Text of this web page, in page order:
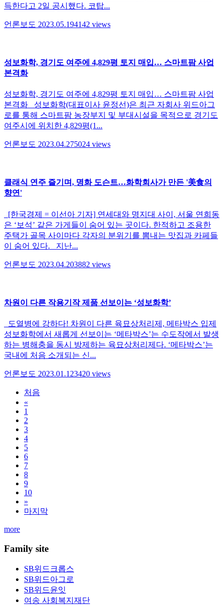
득한다고 2일 공시했다. 코탑...
언론보도 2023.05.194142 views
성보화학, 경기도 여주에 4,829평 토지 매입… 스마트팜 사업
본격화
성보화학, 경기도 여주에 4,829평 토지 매입… 스마트팜 사업
본격화 성보화학(대표이사 윤정선)은 최근 자회사 위드아그
로를 통해 스마트팜 농장부지 및 부대시설을 목적으로 경기도
여주시에 위치한 4,829평(1...
언론보도 2023.04.275024 views
클래식 연주 즐기며, 명화 도슨트…화학회사가 만든 '美食의
향연'
[한국경제 = 이선아 기자] 연세대와 명지대 사이, 서울 연희동
은 ‘보석’ 같은 가게들이 숨어 있는 곳이다. 한적하고 조용한
주택가 골목 사이마다 각자의 분위기를 뽐내는 맛집과 카페들
이 숨어 있다. 지난...
언론보도 2023.04.203882 views
차원이 다른 작용기작 제품 선보이는 ‘성보화학’
도열병에 강하다! 차원이 다른 육묘상처리제, 메타박스 입제
성보화학에서 새롭게 선보이는 ‘메타박스’는 수도작에서 발생
하는 병해충을 동시 방제하는 육묘상처리제다. ‘메타박스’는
국내에 처음 소개되는 신...
언론보도 2023.01.123420 views
처음
«
1
2
3
4
5
6
7
8
9
10
»
마지막
more
Family site
SB위드크롭스
SB위드아그로
SB위드윤잇
여송 사회복지재단